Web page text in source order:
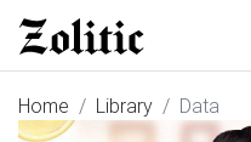
Home Library Data